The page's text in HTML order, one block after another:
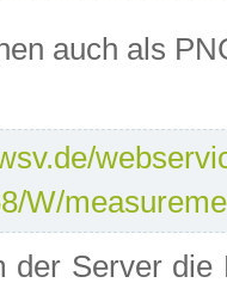
auch als
W/
der Server